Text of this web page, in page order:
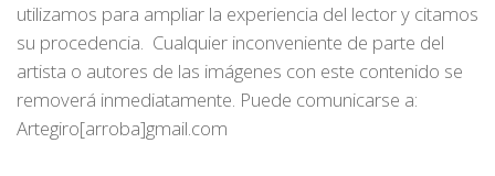
utilizamos para ampliar la experiencia del lector y citamos
su procedencia. Cualquier inconveniente de parte del
artista o autores de las imágenes con este contenido se
removerá inmediatamente. Puede comunicarse a:
Artegiro[arroba]gmail.com